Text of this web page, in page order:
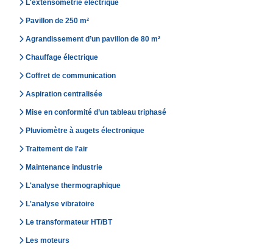
L'extensométrie électrique
Pavillon de 250 m²
Agrandissement d’un pavillon de 80 m²
Chauffage électrique
Coffret de communication
Aspiration centralisée
Mise en conformité d’un tableau triphasé
Pluviomètre à augets électronique
Traitement de l'air
Maintenance industrie
L'analyse thermographique
L'analyse vibratoire
Le transformateur HT/BT
Les moteurs